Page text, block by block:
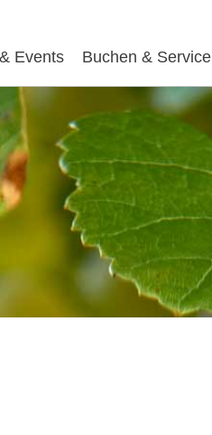
Events Buchen & Service